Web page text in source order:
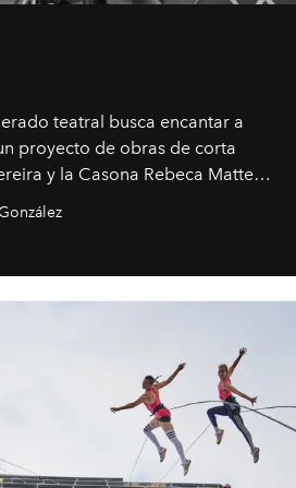
teatral busca encantar a
proyecto de obras de corta
y la Casona Rebeca Matte
que han albergado estas
en escena son limpias; ponen el